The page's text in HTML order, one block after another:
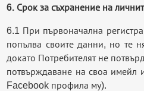
6. Срок за съхранение на
6.1 При първоначална
попълва своите данни, но те
докато Потребителят не
потвърждаване на своа имейл
Facebook профила му).